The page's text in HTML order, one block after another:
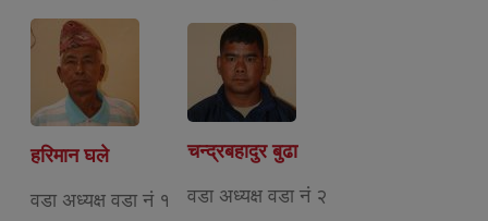
हरिमान घले
वडा अध्यक्ष वडा नं १
चन्द्रबहादुर बुढा
वडा अध्यक्ष वडा नं २